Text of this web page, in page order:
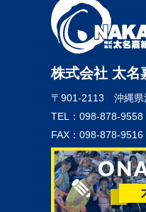
株式会社 太名
〒901-2113 沖縄
TEL：098-878-9558
FAX：098-878-9516